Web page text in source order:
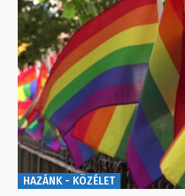
HAZÁNK - KÖZÉLET